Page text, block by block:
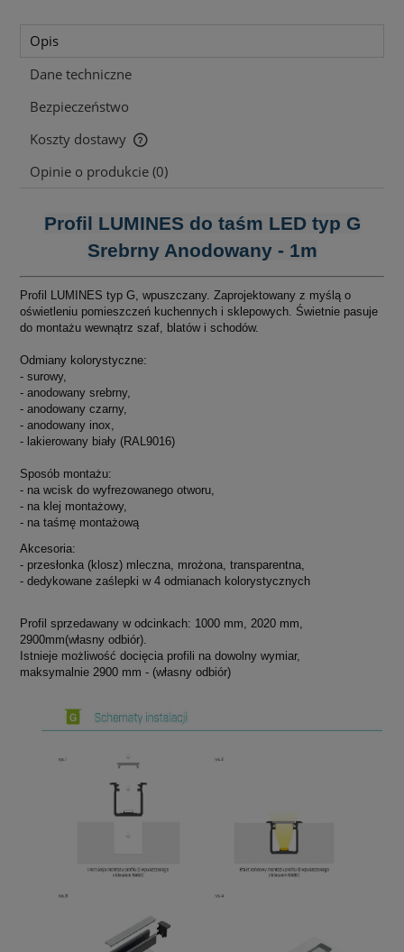
Opis
Dane techniczne
Bezpieczeństwo
Koszty dostawy
Cena nie zawiera ewentualnych kosztów płatności
Opinie o produkcie (0)
Profil LUMINES do taśm LED typ G
Srebrny Anodowany - 1m
Profil LUMINES typ G, wpuszczany. Zaprojektowany z myślą o
oświetleniu pomieszczeń kuchennych i sklepowych. Świetnie pasuje
do montażu wewnątrz szaf, blatów i schodów.
Odmiany kolorystyczne:
- surowy,
- anodowany srebrny,
- anodowany czarny,
- anodowany inox,
- lakierowany biały (RAL9016)
Sposób montażu:
- na wcisk do wyfrezowanego otworu,
- na klej montażowy,
- na taśmę montażową
Akcesoria:
- przesłonka (klosz) mleczna, mrożona, transparentna,
- dedykowane zaślepki w 4 odmianach kolorystycznych
Profil sprzedawany w odcinkach: 1000 mm, 2020 mm,
2900mm(własny odbiór).
Istnieje możliwość docięcia profili na dowolny wymiar,
maksymalnie 2900 mm - (własny odbiór)